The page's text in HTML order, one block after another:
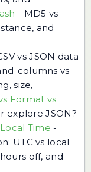
- MD5 vs
and
vs JSON data
columns vs
size,
Format vs
explore JSON?
Time -
UTC vs local
off, and